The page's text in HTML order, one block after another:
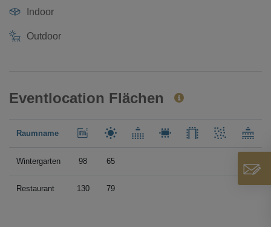
Indoor
Outdoor
Eventlocation Flächen
Raumname
Wintergarten 98 65
Restaurant 130 79